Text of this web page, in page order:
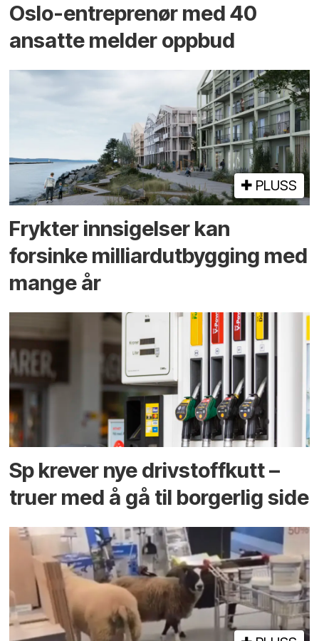
Oslo-entreprenør med 40
ansatte melder oppbud
PLUSS
Frykter innsigelser kan
forsinke milliard­utbygging med
mange år
Sp krever nye drivstoffkutt –
truer med å gå til borgerlig side